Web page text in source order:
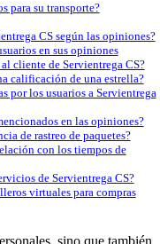
para su transporte?
CS según las opiniones?
en sus opiniones
cliente de Servientrega CS?
calificación de una estrella?
por los usuarios a Servientrega
en las opiniones?
de rastreo de paquetes?
con los tiempos de
de Servientrega CS?
virtuales para compras
sino que también